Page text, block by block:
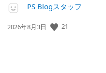
PS Blogスタッフ
公
2026年8月3日 21